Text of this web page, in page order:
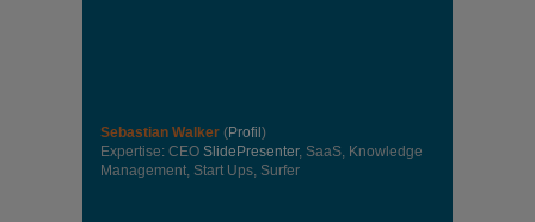
Sebastian Walker (Profil )
Expertise: CEO SlidePresenter, SaaS, Knowledge
Management, Start Ups, Surfer